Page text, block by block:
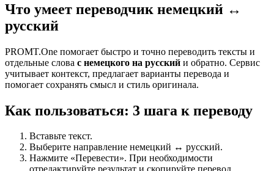
Что умеет переводчик немецкий ↔
русский
PROMT.One помогает быстро и точно переводить тексты и
отдельные слова с немецкого на русский и обратно. Сервис
учитывает контекст, предлагает варианты перевода и
помогает сохранять смысл и стиль оригинала.
Как пользоваться: 3 шага к переводу
Вставьте текст.
Выберите направление немецкий ↔ русский.
Нажмите «Перевести». При необходимости